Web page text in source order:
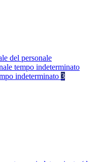
del personale
tempo indeterminato
indeterminato 3